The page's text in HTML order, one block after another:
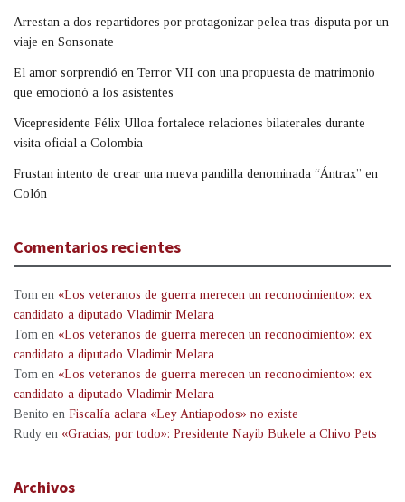
Arrestan a dos repartidores por protagonizar pelea tras disputa por un
viaje en Sonsonate
El amor sorprendió en Terror VII con una propuesta de matrimonio
que emocionó a los asistentes
Vicepresidente Félix Ulloa fortalece relaciones bilaterales durante
visita oficial a Colombia
Frustan intento de crear una nueva pandilla denominada “Ántrax” en
Colón
Comentarios recientes
Tom en «Los veteranos de guerra merecen un reconocimiento»: ex
candidato a diputado Vladimir Melara
Tom en «Los veteranos de guerra merecen un reconocimiento»: ex
candidato a diputado Vladimir Melara
Tom en «Los veteranos de guerra merecen un reconocimiento»: ex
candidato a diputado Vladimir Melara
Benito en Fiscalía aclara «Ley Antiapodos» no existe
Rudy en «Gracias, por todo»: Presidente Nayib Bukele a Chivo Pets
Archivos